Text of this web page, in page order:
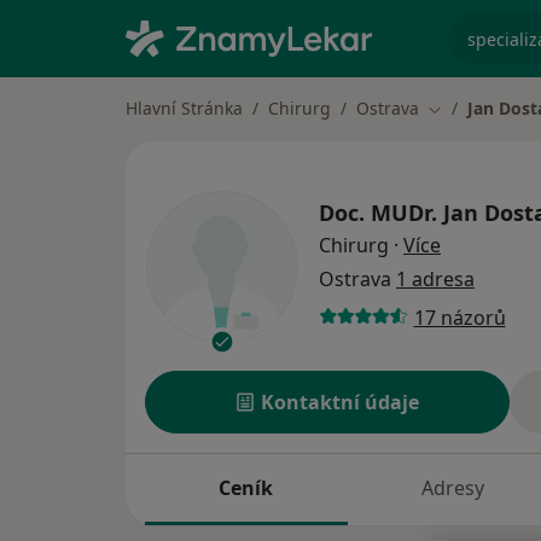
Hlavní Stránka Chirurg Ostrava Změna města
Jan
Doc. MUDr. Jan
Chirurg · Více
Ostrava 1 adresa
17 názorů
Kontaktní údaje
Ceník Adresy